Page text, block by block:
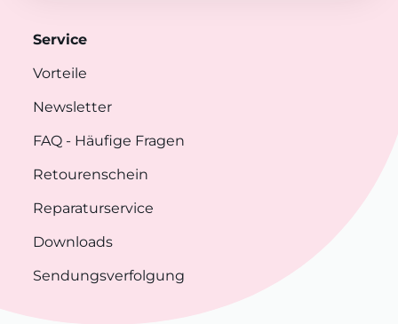
Service
Vorteile
Newsletter
FAQ - Häufige Fragen
Retourenschein
Reparaturservice
Downloads
Sendungsverfolgung